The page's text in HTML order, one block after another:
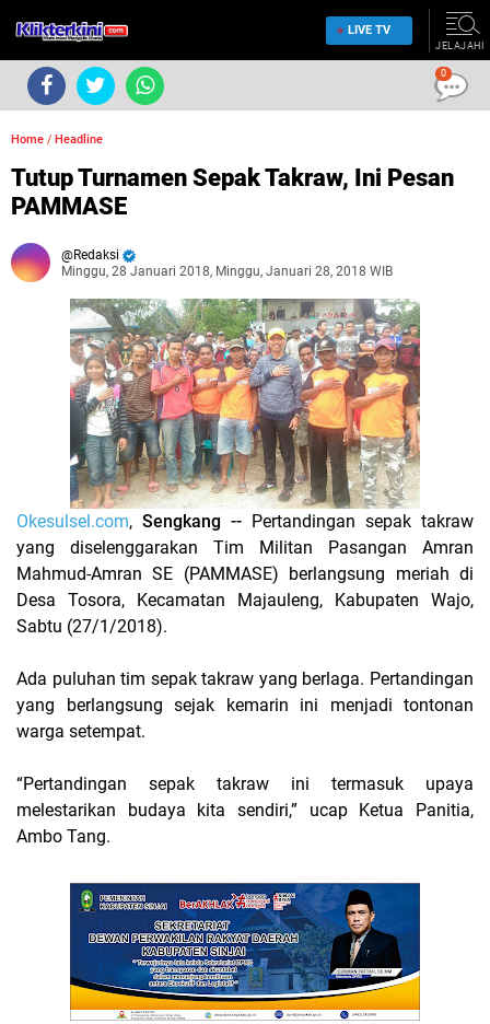
LIVE TV
JELAJAHI
Home / Headline
Tutup Turnamen Sepak Takraw, Ini Pesan
PAMMASE
Redaksi
Minggu, 28 Januari 2018, Minggu, Januari 28, 2018 WIB
Okesulsel.com, Sengkang -- Pertandingan sepak takraw
yang diselenggarakan Tim Militan Pasangan Amran
Mahmud-Amran SE (PAMMASE) berlangsung meriah di
Desa Tosora, Kecamatan Majauleng, Kabupaten Wajo,
Sabtu (27/1/2018).
Ada puluhan tim sepak takraw yang berlaga. Pertandingan
yang berlangsung sejak kemarin ini menjadi tontonan
warga setempat.
“Pertandingan sepak takraw ini termasuk upaya
melestarikan budaya kita sendiri,” ucap Ketua Panitia,
Ambo Tang.
0